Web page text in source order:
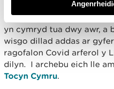
parcio i ymwelwyr gyda
am ddim o gwmpas GNG
yn cymryd tua dwy awr, a
wisgo dillad addas ar
ragofalon Covid arferol y
dilyn. I archebu eich lle
Tocyn Cymru.